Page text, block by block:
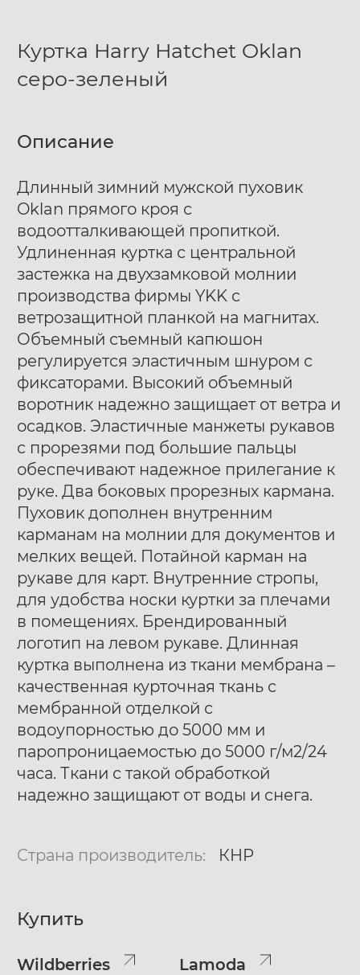
Куртка Harry Hatchet Oklan
серо-зеленый
Описание
Длинный зимний мужской пуховик
Oklan прямого кроя с
водоотталкивающей пропиткой.
Удлиненная куртка с центральной
застежка на двухзамковой молнии
производства фирмы YKK с
ветрозащитной планкой на магнитах.
Объемный съемный капюшон
регулируется эластичным шнуром с
фиксаторами. Высокий объемный
воротник надежно защищает от ветра и
осадков. Эластичные манжеты рукавов
с прорезями под большие пальцы
обеспечивают надежное прилегание к
руке. Два боковых прорезных кармана.
Пуховик дополнен внутренним
карманам на молнии для документов и
мелких вещей. Потайной карман на
рукаве для карт. Внутренние стропы,
для удобства носки куртки за плечами
в помещениях. Брендированный
логотип на левом рукаве. Длинная
куртка выполнена из ткани мембрана –
качественная курточная ткань с
мембранной отделкой с
водоупорностью до 5000 мм и
паропроницаемостью до 5000 г/м2/24
часа. Ткани с такой обработкой
надежно защищают от воды и снега.
Страна производитель: КНР
Купить
Wildberries Lamoda